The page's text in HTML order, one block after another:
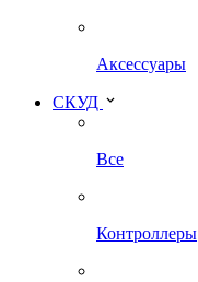
Аксессуары
СКУД
Все
Контроллеры